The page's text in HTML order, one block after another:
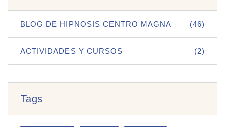
BLOG DE HIPNOSIS CENTRO MAGNA (46)
ACTIVIDADES Y CURSOS (2)
Tags